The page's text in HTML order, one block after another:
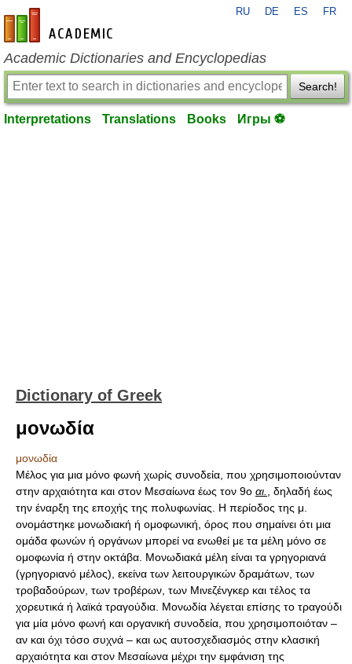
en-academic.com
RU DE ES FR
Academic Dictionaries and Encyclopedias
Search!
Interpretations Translations Books Игры ⚽
Dictionary of Greek
μονωδία
μονωδία
Μέλος για μια μόνο φωνή χωρίς συνοδεία, που χρησιμοποιούνταν
στην αρχαιότητα και στον Μεσαίωνα έως τον 9o αι.
, δηλαδή έως
την έναρξη της εποχής της πολυφωνίας. Η περίοδος της μ.
ονομάστηκε μονωδιακή ή ομοφωνική, όρος που σημαίνει ότι μια
ομάδα φωνών ή οργάνων μπορεί να ενωθεί με τα μέλη μόνο σε
ομοφωνία ή στην οκτάβα. Μονωδιακά μέλη είναι τα γρηγοριανά
(γρηγοριανό μέλος), εκείνα των λειτουργικών δραμάτων, των
τροβαδούρων, των τροβέρων, των Μινεζένγκερ και τέλος τα
χορευτικά ή λαϊκά τραγούδια. Μονωδία λέγεται επίσης το τραγούδι
για μία μόνο φωνή και οργανική συνοδεία, που χρησιμοποιόταν –
αν και όχι τόσο συχνά – και ως αυτοσχεδιασμός στην κλασική
αρχαιότητα και στον Μεσαίωνα μέχρι την εμφάνιση της